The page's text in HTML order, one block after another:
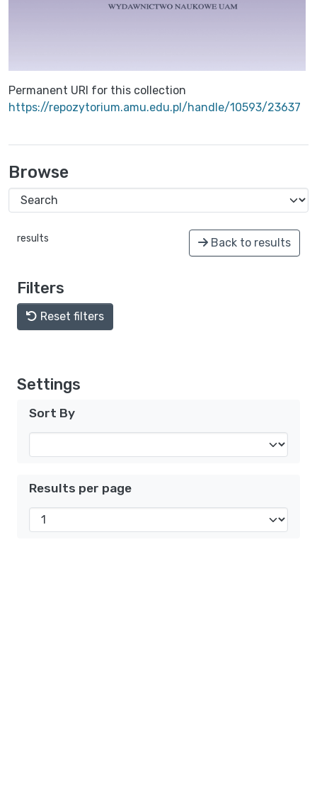
Permanent URI for this collection
https://repozytorium.amu.edu.pl/handle/10593/23637
Browse
results Back to results
Filters
Reset filters
Settings
Sort By
Results per page